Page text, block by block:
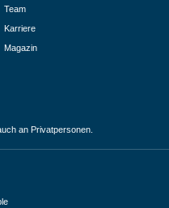
Team
Karriere
Magazin
an Privatpersonen.